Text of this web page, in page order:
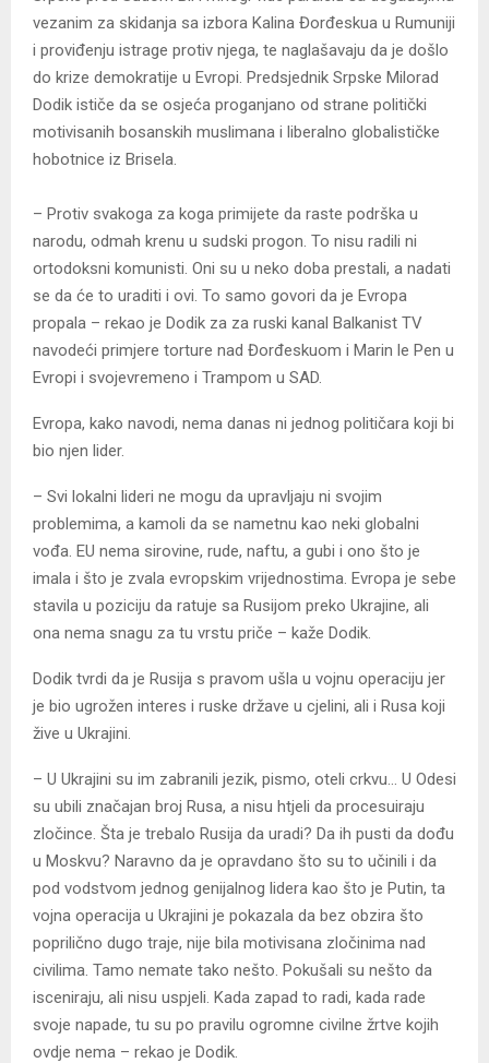
vezanim za skidanja sa izbora Kalina Đorđeskua u Rumuniji
i proviđenju istrage protiv njega, te naglašavaju da je došlo
do krize demokratije u Evropi. Predsjednik Srpske Milorad
Dodik ističe da se osjeća proganjano od strane politički
motivisanih bosanskih muslimana i liberalno globalističke
hobotnice iz Brisela.
– Protiv svakoga za koga primijete da raste podrška u
narodu, odmah krenu u sudski progon. To nisu radili ni
ortodoksni komunisti. Oni su u neko doba prestali, a nadati
se da će to uraditi i ovi. To samo govori da je Evropa
propala – rekao je Dodik za za ruski kanal Balkanist TV
navodeći primjere torture nad Đorđeskuom i Marin le Pen u
Evropi i svojevremeno i Trampom u SAD.
Evropa, kako navodi, nema danas ni jednog političara koji bi
bio njen lider.
– Svi lokalni lideri ne mogu da upravljaju ni svojim
problemima, a kamoli da se nametnu kao neki globalni
vođa. EU nema sirovine, rude, naftu, a gubi i ono što je
imala i što je zvala evropskim vrijednostima. Evropa je sebe
stavila u poziciju da ratuje sa Rusijom preko Ukrajine, ali
ona nema snagu za tu vrstu priče – kaže Dodik.
Dodik tvrdi da je Rusija s pravom ušla u vojnu operaciju jer
je bio ugrožen interes i ruske države u cjelini, ali i Rusa koji
žive u Ukrajini.
– U Ukrajini su im zabranili jezik, pismo, oteli crkvu… U Odesi
su ubili značajan broj Rusa, a nisu htjeli da procesuiraju
zločince. Šta je trebalo Rusija da uradi? Da ih pusti da dođu
u Moskvu? Naravno da je opravdano što su to učinili i da
pod vodstvom jednog genijalnog lidera kao što je Putin, ta
vojna operacija u Ukrajini je pokazala da bez obzira što
poprilično dugo traje, nije bila motivisana zločinima nad
civilima. Tamo nemate tako nešto. Pokušali su nešto da
isceniraju, ali nisu uspjeli. Kada zapad to radi, kada rade
svoje napade, tu su po pravilu ogromne civilne žrtve kojih
ovdje nema – rekao je Dodik.